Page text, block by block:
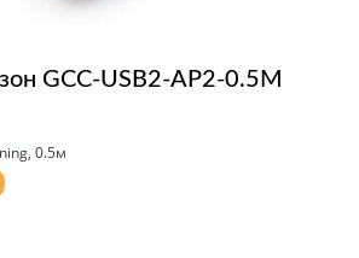
GCC-USB2-AP2-0.5M
0.5м